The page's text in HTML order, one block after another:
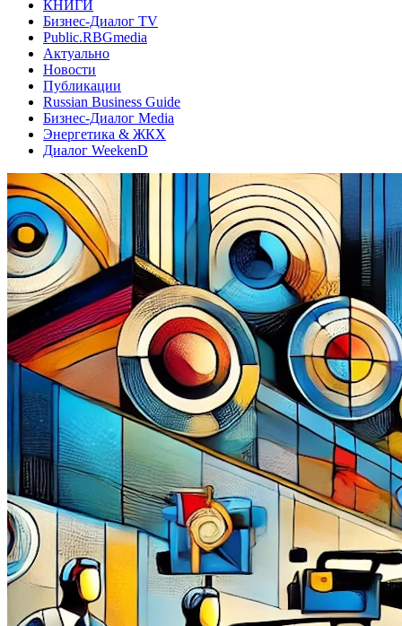
КНИГИ
Бизнес-Диалог TV
Public.RBGmedia
Актуально
Новости
Публикации
Russian Business Guide
Бизнес-Диалог Media
Энергетика & ЖКХ
Диалог WeekenD